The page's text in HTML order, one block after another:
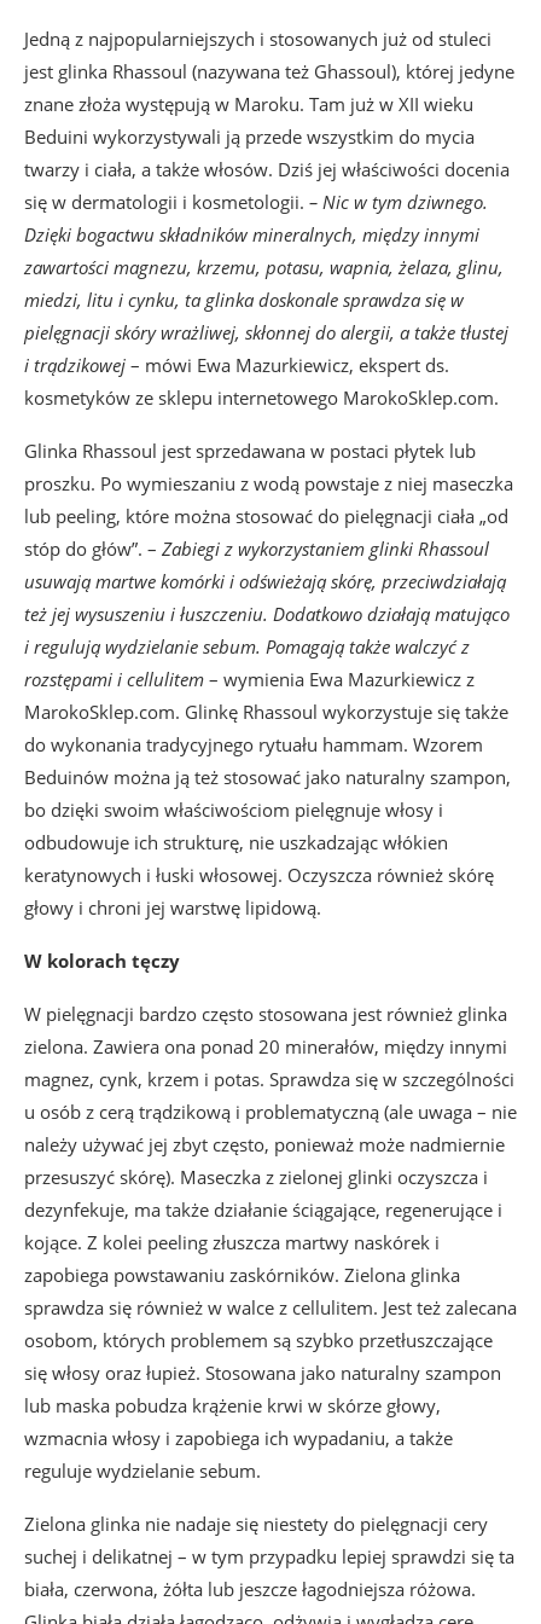
Jedną z najpopularniejszych i stosowanych już od stuleci
jest glinka Rhassoul (nazywana też Ghassoul), której jedyne
znane złoża występują w Maroku. Tam już w XII wieku
Beduini wykorzystywali ją przede wszystkim do mycia
twarzy i ciała, a także włosów. Dziś jej właściwości docenia
się w dermatologii i kosmetologii. – Nic w tym dziwnego.
Dzięki bogactwu składników mineralnych, między innymi
zawartości magnezu, krzemu, potasu, wapnia, żelaza, glinu,
miedzi, litu i cynku, ta glinka doskonale sprawdza się w
pielęgnacji skóry wrażliwej, skłonnej do alergii, a także tłustej
i trądzikowej – mówi Ewa Mazurkiewicz, ekspert ds.
kosmetyków ze sklepu internetowego MarokoSklep.com.
Glinka Rhassoul jest sprzedawana w postaci płytek lub
proszku. Po wymieszaniu z wodą powstaje z niej maseczka
lub peeling, które można stosować do pielęgnacji ciała „od
stóp do głów”. – Zabiegi z wykorzystaniem glinki Rhassoul
usuwają martwe komórki i odświeżają skórę, przeciwdziałają
też jej wysuszeniu i łuszczeniu. Dodatkowo działają matująco
i regulują wydzielanie sebum. Pomagają także walczyć z
rozstępami i cellulitem – wymienia Ewa Mazurkiewicz z
MarokoSklep.com. Glinkę Rhassoul wykorzystuje się także
do wykonania tradycyjnego rytuału hammam. Wzorem
Beduinów można ją też stosować jako naturalny szampon,
bo dzięki swoim właściwościom pielęgnuje włosy i
odbudowuje ich strukturę, nie uszkadzając włókien
keratynowych i łuski włosowej. Oczyszcza również skórę
głowy i chroni jej warstwę lipidową.
W kolorach tęczy
W pielęgnacji bardzo często stosowana jest również glinka
zielona. Zawiera ona ponad 20 minerałów, między innymi
magnez, cynk, krzem i potas. Sprawdza się w szczególności
u osób z cerą trądzikową i problematyczną (ale uwaga – nie
należy używać jej zbyt często, ponieważ może nadmiernie
przesuszyć skórę). Maseczka z zielonej glinki oczyszcza i
dezynfekuje, ma także działanie ściągające, regenerujące i
kojące. Z kolei peeling złuszcza martwy naskórek i
zapobiega powstawaniu zaskórników. Zielona glinka
sprawdza się również w walce z cellulitem. Jest też zalecana
osobom, których problemem są szybko przetłuszczające
się włosy oraz łupież. Stosowana jako naturalny szampon
lub maska pobudza krążenie krwi w skórze głowy,
wzmacnia włosy i zapobiega ich wypadaniu, a także
reguluje wydzielanie sebum.
Zielona glinka nie nadaje się niestety do pielęgnacji cery
suchej i delikatnej – w tym przypadku lepiej sprawdzi się ta
biała, czerwona, żółta lub jeszcze łagodniejsza różowa.